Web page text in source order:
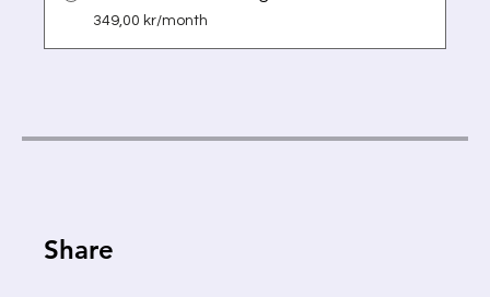
349,00 kr/month
Share